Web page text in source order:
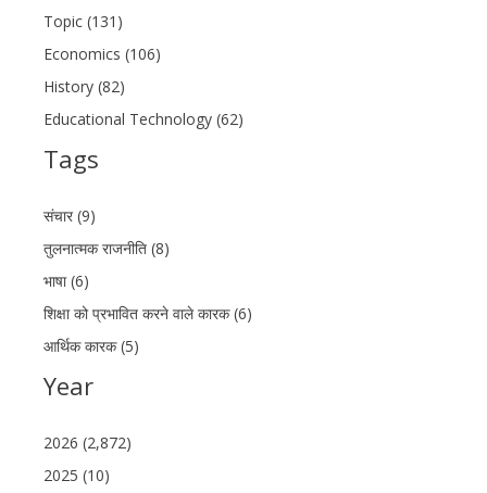
Topic (131)
Economics (106)
History (82)
Educational Technology (62)
Tags
संचार (9)
तुलनात्मक राजनीति (8)
भाषा (6)
शिक्षा को प्रभावित करने वाले कारक (6)
आर्थिक कारक (5)
Year
2026 (2,872)
2025 (10)